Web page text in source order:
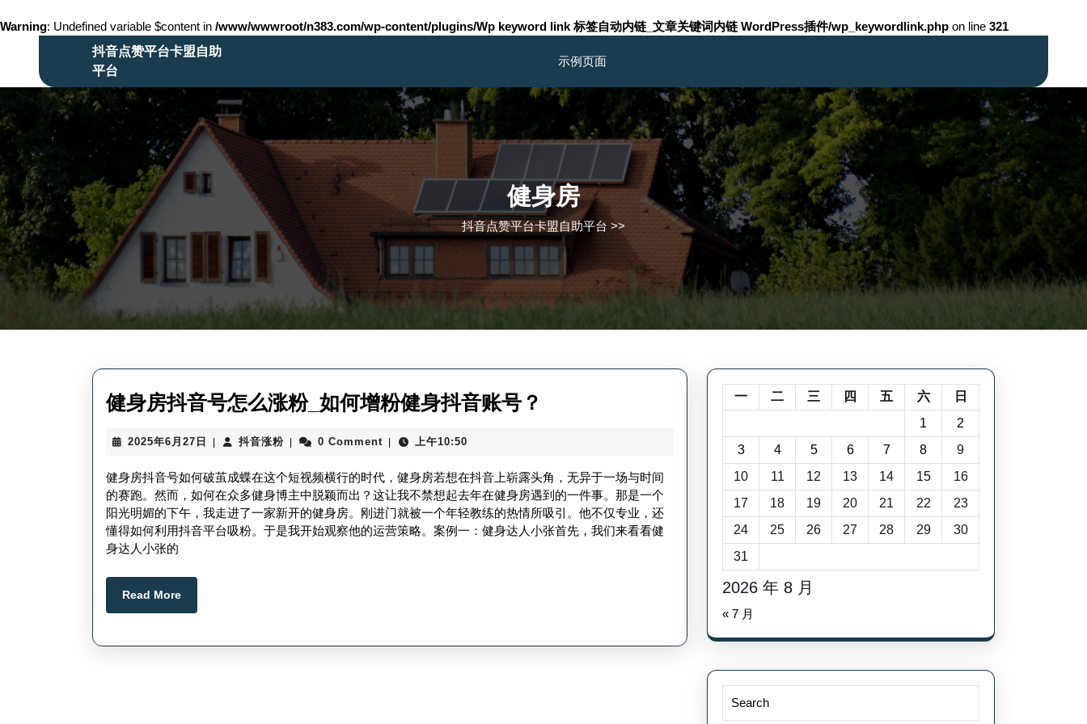
Warning: Undefined variable $content in /www/wwwroot/n383.com/wp-content/plugins/Wp keyword link 标签自动内链_文章关键词内链 WordPress插件/wp_keywordlink.php on line 321
抖音点赞平台卡盟自助
平台
示例页面
健身房
抖音点赞平台卡盟自助平台 >>
健身房抖音号怎么涨粉_如何增粉健身抖音账号？
抖
音
号
_
2025年6月27日
2025
6
月
27
日
抖音涨粉抖
涨
粉
0 Comment 上午10:50
健身房抖音号如何破茧成蝶在这个短视频横行的时代，健身房若想在抖音上崭露头角，无异于一场与时间
的赛跑。然而，如何在众多健身博主中脱颖而出？这让我不禁想起去年在健身房遇到的一件事。那是一个
阳光明媚的下午，我走进了一家新开的健身房。刚进门就被一个年轻教练的热情所吸引。他不仅专业，还
懂得如何利用抖音平台吸粉。于是我开始观察他的运营策略。案例一：健身达人小张首先，我们来看看健
身达人小张的
Read MoreRead
More
2026 年 8 月
一 二 三 四 五 六
日
1
2
3
4 5 6 7 8
9
10
11 12 13 14 15
16
17
18 19 20 21 22
23
24
25 26 27 28 29
30
31
« 7 月